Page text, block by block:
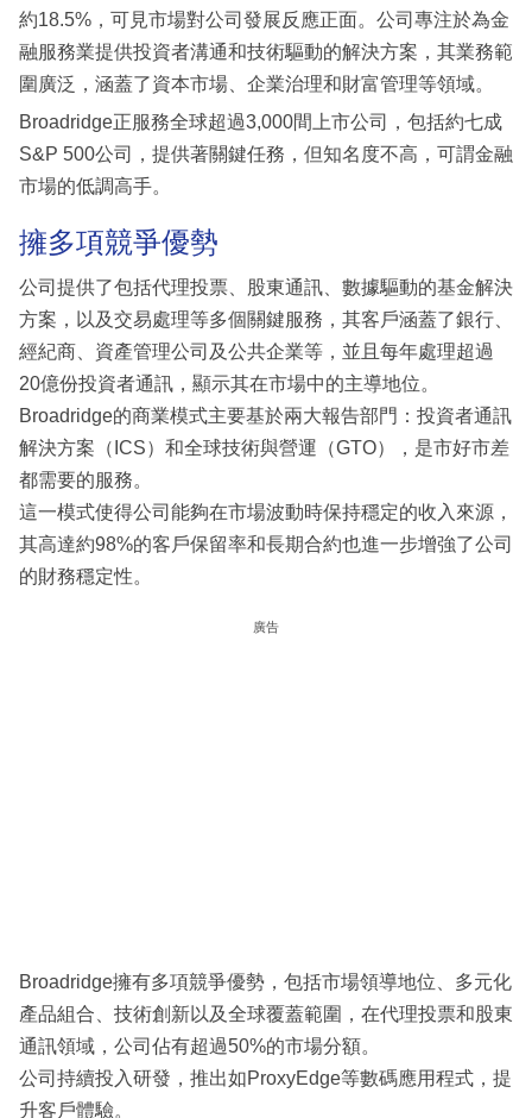
約18.5%，可見市場對公司發展反應正面。公司專注於為金
融服務業提供投資者溝通和技術驅動的解決方案，其業務範
圍廣泛，涵蓋了資本市場、企業治理和財富管理等領域。
Broadridge正服務全球超過3,000間上市公司，包括約七成
S&P 500公司，提供著關鍵任務，但知名度不高，可謂金融
市場的低調高手。
擁多項競爭優勢
公司提供了包括代理投票、股東通訊、數據驅動的基金解決
方案，以及交易處理等多個關鍵服務，其客戶涵蓋了銀行、
經紀商、資產管理公司及公共企業等，並且每年處理超過
20億份投資者通訊，顯示其在市場中的主導地位。
Broadridge的商業模式主要基於兩大報告部門：投資者通訊
解決方案（ICS）和全球技術與營運（GTO），是市好市差
都需要的服務。
這一模式使得公司能夠在市場波動時保持穩定的收入來源，
其高達約98%的客戶保留率和長期合約也進一步增強了公司
的財務穩定性。
廣告
Broadridge擁有多項競爭優勢，包括市場領導地位、多元化
產品組合、技術創新以及全球覆蓋範圍，在代理投票和股東
通訊領域，公司佔有超過50%的市場分額。
公司持續投入研發，推出如ProxyEdge等數碼應用程式，提
升客戶體驗。